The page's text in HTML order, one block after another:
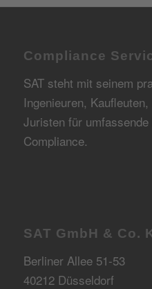
Compliance
SAT steht mit seinem
Ingenieuren,
Juristen für
Compliance.
SAT GmbH & Co.
Berliner Allee 51-53
40212 Düsseldorf